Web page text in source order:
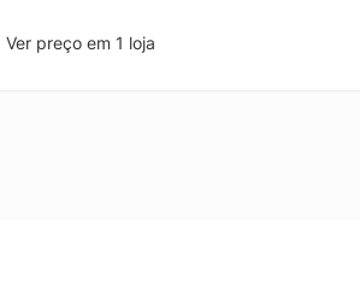
Ver preço em 1 loja